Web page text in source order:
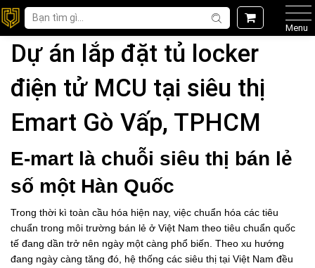
Menu
Dự án lắp đặt tủ locker
điện tử MCU tại siêu thị
Emart Gò Vấp, TPHCM
E-mart là chuỗi siêu thị bán lẻ
số một Hàn Quốc
Trong thời kì toàn cầu hóa hiện nay, việc chuẩn hóa các tiêu
chuẩn trong môi trường bán lẻ ở Việt Nam theo tiêu chuẩn quốc
tế đang dần trở nên ngày một càng phổ biến. Theo xu hướng
đang ngày càng tăng đó, hệ thống các siêu thị tại Việt Nam đều